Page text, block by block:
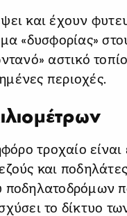
και έχουν
«δυσφορίας»
αστικό
περιοχές.
τροχαίο είναι
και
ποδηλατοδρόμων
το δίκτυο